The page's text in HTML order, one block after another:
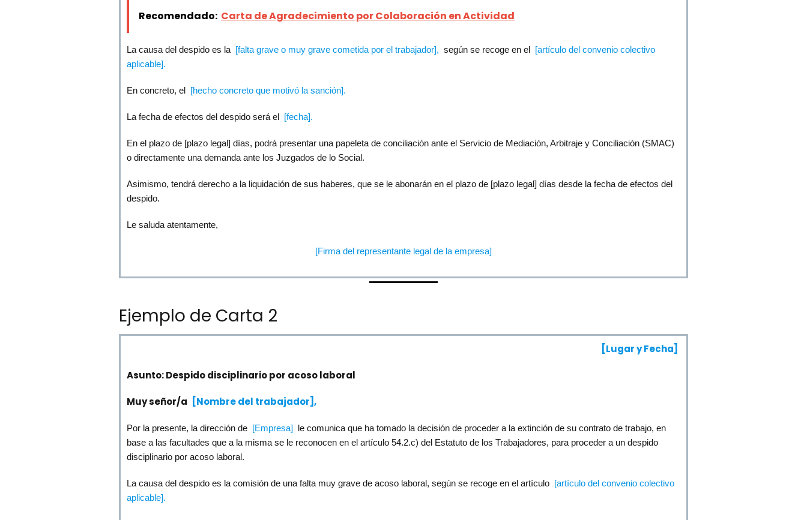
Recomendado: Carta de Agradecimiento por Colaboración en Actividad
La causa del despido es la [falta grave o muy grave cometida por el trabajador], según se recoge en el [artículo del convenio colectivo
aplicable].
En concreto, el [hecho concreto que motivó la sanción].
La fecha de efectos del despido será el [fecha].
En el plazo de [plazo legal] días, podrá presentar una papeleta de conciliación ante el Servicio de Mediación, Arbitraje y Conciliación (SMAC)
o directamente una demanda ante los Juzgados de lo Social.
Asimismo, tendrá derecho a la liquidación de sus haberes, que se le abonarán en el plazo de [plazo legal] días desde la fecha de efectos del
despido.
Le saluda atentamente,
[Firma del representante legal de la empresa]
Ejemplo de Carta 2
[Lugar y Fecha]
Asunto: Despido disciplinario por acoso laboral
Muy señor/a [Nombre del trabajador],
Por la presente, la dirección de [Empresa] le comunica que ha tomado la decisión de proceder a la extinción de su contrato de trabajo, en
base a las facultades que a la misma se le reconocen en el artículo 54.2.c) del Estatuto de los Trabajadores, para proceder a un despido
disciplinario por acoso laboral.
La causa del despido es la comisión de una falta muy grave de acoso laboral, según se recoge en el artículo [artículo del convenio colectivo
aplicable].